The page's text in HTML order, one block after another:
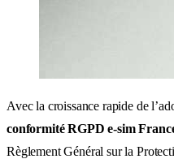
Avec la croissance rapide de
conformité RGPD e-sim
Règlement Général sur la